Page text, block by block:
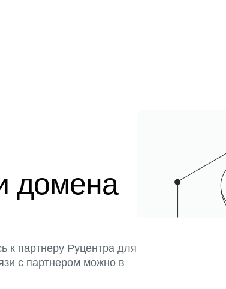
домена
к партнеру Руцентра для
с партнером можно в